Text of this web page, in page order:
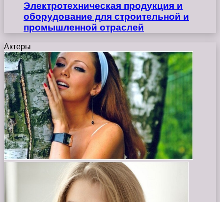
Электротехническая продукция и
оборудование для строительной и
промышленной отраслей
Актеры